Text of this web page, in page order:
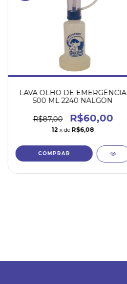
LAVA OLHO DE EMERGÊNCIA
500 ML 2240 NALGON
R$87,00 R$60,00
12 x de R$6,08